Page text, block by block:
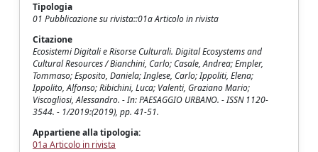
Tipologia
01 Pubblicazione su rivista::01a Articolo in rivista
Citazione
Ecosistemi Digitali e Risorse Culturali. Digital Ecosystems and
Cultural Resources / Bianchini, Carlo; Casale, Andrea; Empler,
Tommaso; Esposito, Daniela; Inglese, Carlo; Ippoliti, Elena;
Ippolito, Alfonso; Ribichini, Luca; Valenti, Graziano Mario;
Viscogliosi, Alessandro. - In: PAESAGGIO URBANO. - ISSN 1120-
3544. - 1/2019:(2019), pp. 41-51.
Appartiene alla tipologia:
01a Articolo in rivista